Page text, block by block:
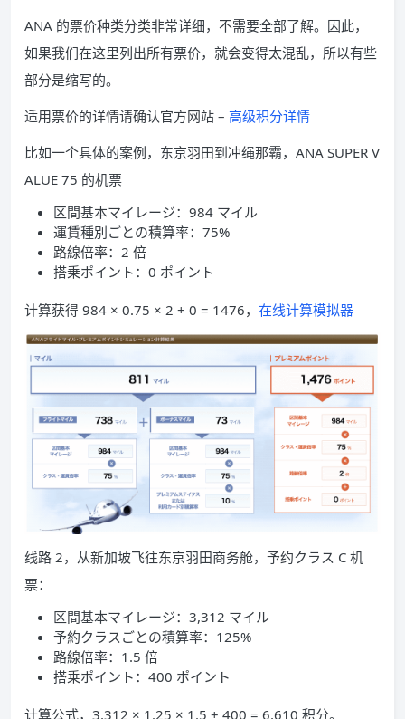
ANA 的票价种类分类非常详细，不需要全部了解。因此，
如果我们在这里列出所有票价，就会变得太混乱，所以有些
部分是缩写的。
适用票价的详情请确认官方网站 – 高级积分详情
比如一个具体的案例，东京羽田到冲绳那霸，ANA SUPER V
ALUE 75 的机票
区間基本マイレージ：984 マイル
運賃種別ごとの積算率：75%
路線倍率：2 倍
搭乗ポイント：0 ポイント
计算获得 984 × 0.75 × 2 + 0 = 1476， 在线计算模拟器
线路 2，从新加坡飞往东京羽田商务舱，予约クラス C 机
票：
区間基本マイレージ：3,312 マイル
予約クラスごとの積算率：125%
路線倍率：1.5 倍
搭乗ポイント：400 ポイント
计算公式，3,312 × 1.25 × 1.5 + 400 = 6,610 积分。